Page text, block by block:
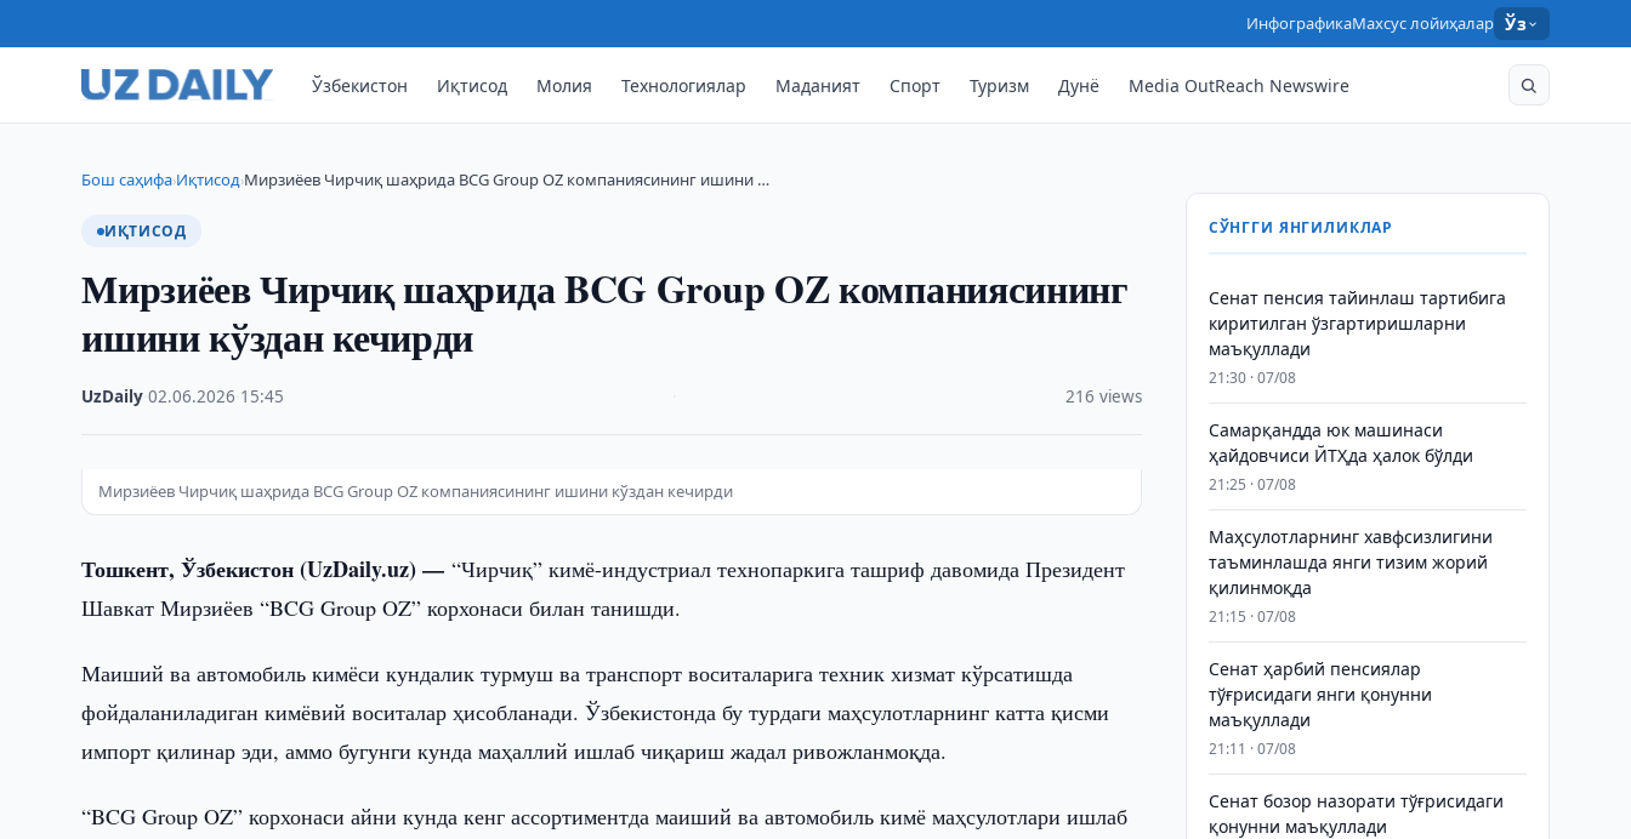
ИнфографикаМахсус лойиҳалар Ўз
Ўзбекистон Иқтисод Молия Технологиялар Маданият Спорт Туризм Дунё Media OutReach Newswire
Бош саҳифа›Иқтисод›Мирзиёев Чирчиқ шаҳрида BCG Group OZ компаниясининг ишини …
ИҚТИСОД
Мирзиёев Чирчиқ шаҳрида BCG Group OZ компаниясининг
ишини кўздан кечирди
UzDaily ·02.06.2026 15:45 216 views
Мирзиёев Чирчиқ шаҳрида BCG Group OZ компаниясининг ишини кўздан кечирди
Тошкент, Ўзбекистон (UzDaily.uz) —“Чирчиқ” кимё-индустриал технопаркига ташриф давомида Президент
Шавкат Мирзиёев “BCG Group OZ” корхонаси билан танишди.
Маиший ва автомобиль кимёси кундалик турмуш ва транспорт воситаларига техник хизмат кўрсатишда
фойдаланиладиган кимёвий воситалар ҳисобланади. Ўзбекистонда бу турдаги маҳсулотларнинг катта қисми
импорт қилинар эди, аммо бугунги кунда маҳаллий ишлаб чиқариш жадал ривожланмоқда.
“BCG Group OZ” корхонаси айни кунда кенг ассортиментда маиший ва автомобиль кимё маҳсулотлари ишлаб
СЎНГГИ ЯНГИЛИКЛАР
Сенат пенсия тайинлаш тартибига
киритилган ўзгартиришларни
маъқуллади
21:30 · 07/08
Самарқандда юк машинаси
ҳайдовчиси ЙТҲда ҳалок бўлди
21:25 · 07/08
Маҳсулотларнинг хавфсизлигини
таъминлашда янги тизим жорий
қилинмоқда
21:15 · 07/08
Сенат ҳарбий пенсиялар
тўғрисидаги янги қонунни
маъқуллади
21:11 · 07/08
Сенат бозор назорати тўғрисидаги
қонунни маъқуллади